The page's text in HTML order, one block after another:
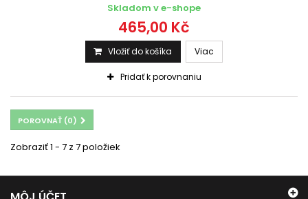
Skladom v e-shope
465,00 Kč
Vložiť do košíka Viac
Pridať k porovnaniu
POROVNAŤ (0)
Zobraziť 1 - 7 z 7 položiek